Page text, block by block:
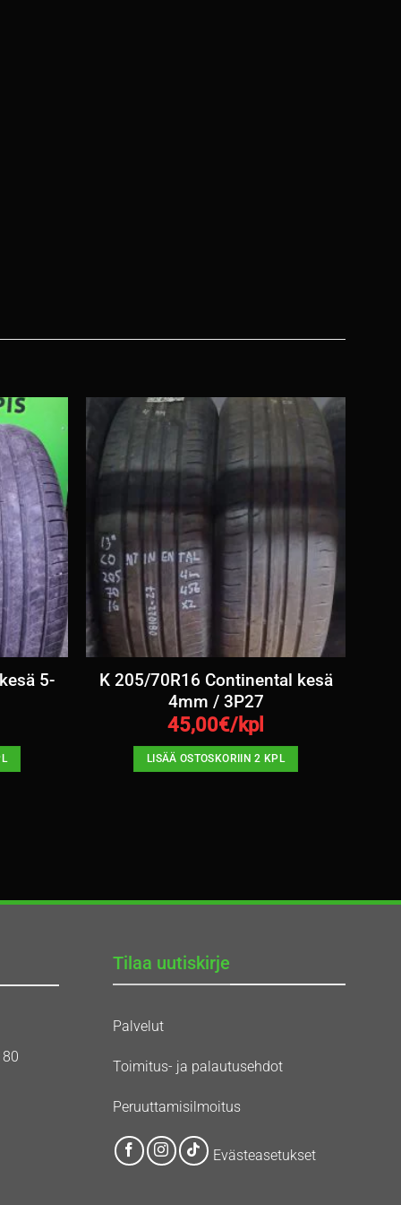
5-
K 205/70R16 Continental kesä
4mm / 3P27
45,00€/kpl
LISÄÄ OSTOSKORIIN 2 KPL
Tilaa uutiskirje
Palvelut
Toimitus- ja palautusehdot
Peruuttamisilmoitus
Evästeasetukset